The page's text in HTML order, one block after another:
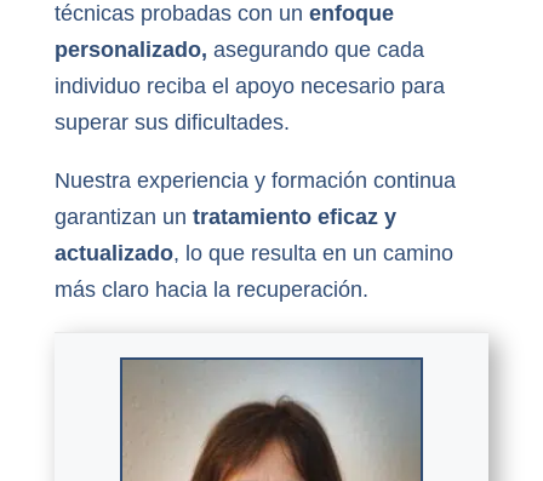
técnicas probadas con un enfoque
personalizado, asegurando que cada
individuo reciba el apoyo necesario para
superar sus dificultades.
Nuestra experiencia y formación continua
garantizan un tratamiento eficaz y
actualizado, lo que resulta en un camino
más claro hacia la recuperación.